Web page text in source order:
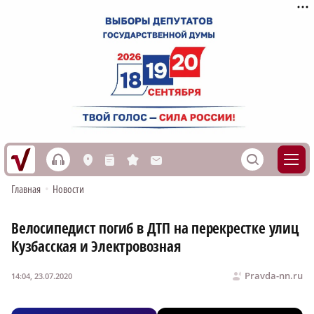
h L n s M S
Главная • Новости
Велосипедист погиб в ДТП на перекрестке улиц
Кузбасская и Электровозная
Pravda-nn.ru
14:04, 23.07.2020